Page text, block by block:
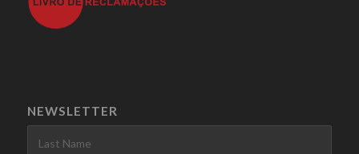
NEWSLETTER